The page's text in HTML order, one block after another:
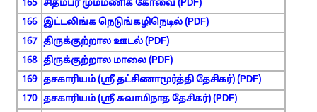
165 சிதம்பர மும்மணிக் கோவை (PDF)
166 இட்டலிங்க நெடுங்கழிநெடில் (PDF)
167 திருக்குற்றால ஊடல் (PDF)
168 திருக்குற்றால மாலை (PDF)
169 தசகாரியம் (ஸ்ரீ தட்சிணாமூர்த்தி தேசிகர்) (PDF)
170 தசகாரியம் (ஸ்ரீ சுவாமிநாத தேசிகர்) (PDF)